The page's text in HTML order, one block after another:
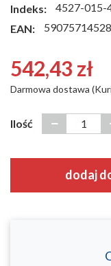
Indeks:
4527-015-
EAN:
542,43 zł
Darmowa dostawa
Ilość
dodaj